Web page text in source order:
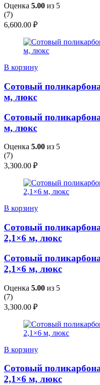
Оценка 5.00 из 5
(7)
6,600.00 ₽
В корзину
Сотовый
м, люкс
Сотовый
м, люкс
Оценка 5.00 из 5
(7)
3,300.00 ₽
В корзину
Сотовый
2,1×6 м, люкс
Сотовый
2,1×6 м, люкс
Оценка 5.00 из 5
(7)
3,300.00 ₽
В корзину
Сотовый
2,1×6 м, люкс